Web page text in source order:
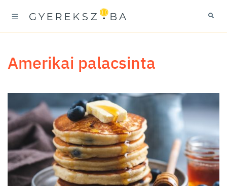
amerikai palacsinta